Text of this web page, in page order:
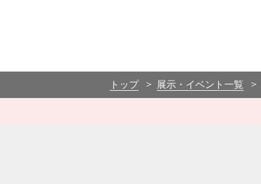
トップ 展示・イベント一覧